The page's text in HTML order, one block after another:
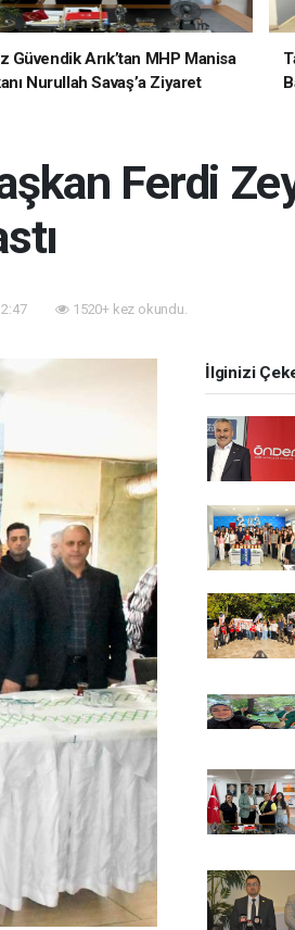
Güvendik Arık’tan MHP Manisa
Nurullah Savaş’a Ziyaret
Ferdi
1520+ kez okundu.
İlginizi